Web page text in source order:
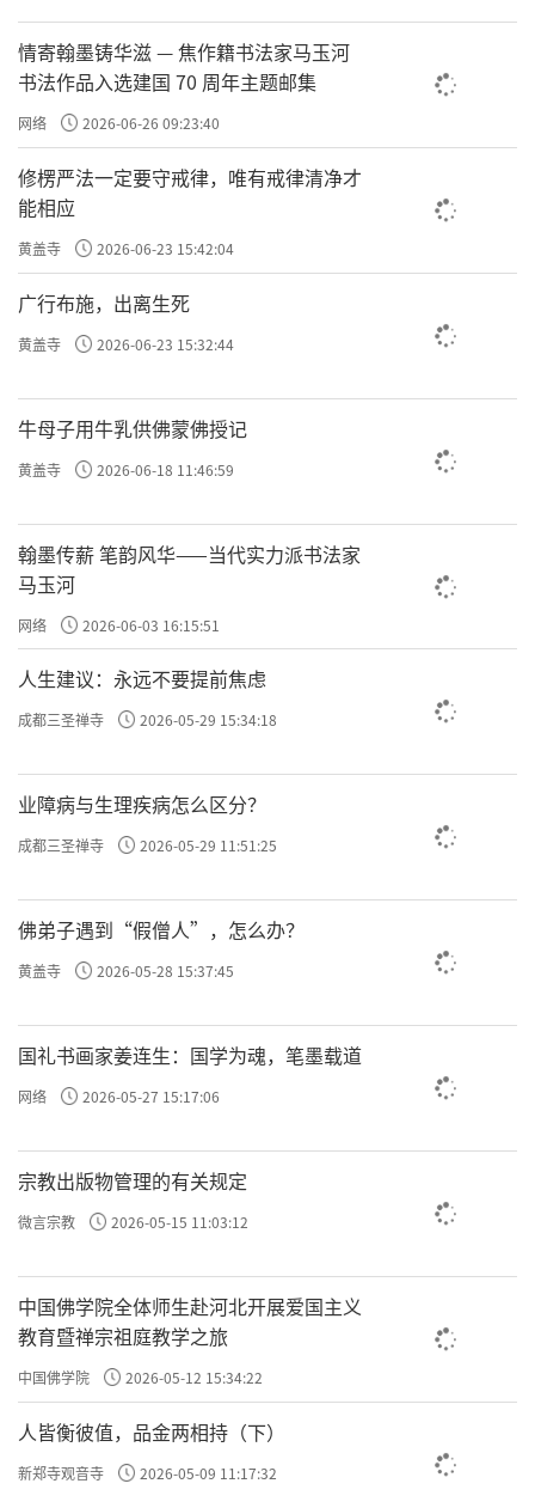
袁了凡说，我被孔先生算过命了，而且算的死
死的，荣辱生死，皆有定数。
这时候袁了凡36
岁了，等于用了将近20年来验证；袁了凡16岁
碰到孔先生，36岁碰到云谷禅师，20年每一次
都很准，你说你能不信命吗？所以袁了凡已经
没有妄念了：没啥用了，我认了；所以他说
要妄想，亦无可妄。
这个时候，云谷笑曰：“我待汝是豪杰，原来只
阳明、孔孟……。我以为你是圣贤一样的人
物，你没有起一个妄念；或者说，你能跟我对
你只是信命了，没有妄想了。
原文：问其故。这时候开始请教了。
原文：曰：“人未能无心，终为阴阳所缚，安得
无数？但惟凡人有数。极善之人，数固拘他不
定；极恶之人，数亦拘他不定。汝二十年来，
被他算定，不曾转动一毫，岂非是凡夫？”
人未能无心，
人不能没有念。妄念，每个人都
课程，最后跟大家讲的落实到一个地方，就是
你的念、就是种子，它影响了你的一生。你给
自己种了多少善念，恶念。
当然，正念和邪念我们都不要，我们要无念，
就是任何的念我都不信。这就是解读《传习
睁不开；金玉的碎屑进入眼睛，眼睛也睁不
开。你说沙子不值钱，金玉很值钱，但对眼睛
来说都是障碍。正念、邪念，对你都是障碍，
所以无念为重。最终，圣人让你做的就是无
念。
后面袁了凡讲的也是这个，因为你有念，
阴阳所缚。阴阳，
就是正念和恶念。阴，恶
念、邪念；阳，正念。一切都是由这两个念引
情寄翰墨铸华滋 — 焦作籍书法家马玉河
书法作品入选建国 70 周年主题邮集
网络 2026-06-26 09:23:40
修楞严法一定要守戒律，唯有戒律清净才
能相应
黄盖寺 2026-06-23 15:42:04
广行布施，出离生死
黄盖寺 2026-06-23 15:32:44
牛母子用牛乳供佛蒙佛授记
黄盖寺 2026-06-18 11:46:59
翰墨传薪 笔韵风华——当代实力派书法家
马玉河
网络 2026-06-03 16:15:51
人生建议：永远不要提前焦虑
成都三圣禅寺 2026-05-29 15:34:18
业障病与生理疾病怎么区分？
成都三圣禅寺 2026-05-29 11:51:25
佛弟子遇到“假僧人”，怎么办？
黄盖寺 2026-05-28 15:37:45
国礼书画家姜连生：国学为魂，笔墨载道
网络 2026-05-27 15:17:06
宗教出版物管理的有关规定
微言宗教 2026-05-15 11:03:12
中国佛学院全体师生赴河北开展爱国主义
教育暨禅宗祖庭教学之旅
中国佛学院 2026-05-12 15:34:22
人皆衡彼值，品金两相持（下）
新郑寺观音寺 2026-05-09 11:17:32